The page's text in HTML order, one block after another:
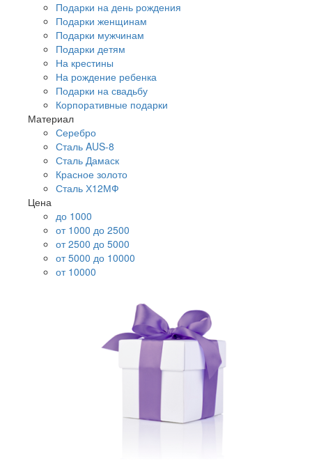
Подарки на день рождения
Подарки женщинам
Подарки мужчинам
Подарки детям
На крестины
На рождение ребенка
Подарки на свадьбу
Корпоративные подарки
Материал
Серебро
Сталь AUS-8
Сталь Дамаск
Красное золото
Сталь Х12МФ
Цена
до 1000
от 1000 до 2500
от 2500 до 5000
от 5000 до 10000
от 10000